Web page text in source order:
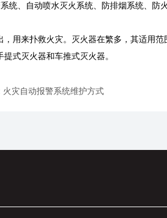
、自动喷水灭火系统、防排烟系统、防
用来扑救火灾。灭火器在繁多，其适用
式灭火器和车推式灭火器。
火灾自动报警系统维护方式